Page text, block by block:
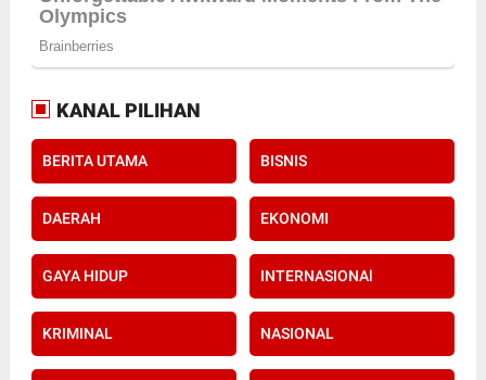
KANAL PILIHAN
BERITA UTAMA BISNIS
DAERAH EKONOMI
GAYA HIDUP INTERNASIONAl
KRIMINAL NASIONAL